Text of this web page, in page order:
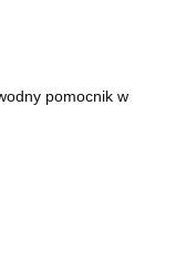
pomocnik w